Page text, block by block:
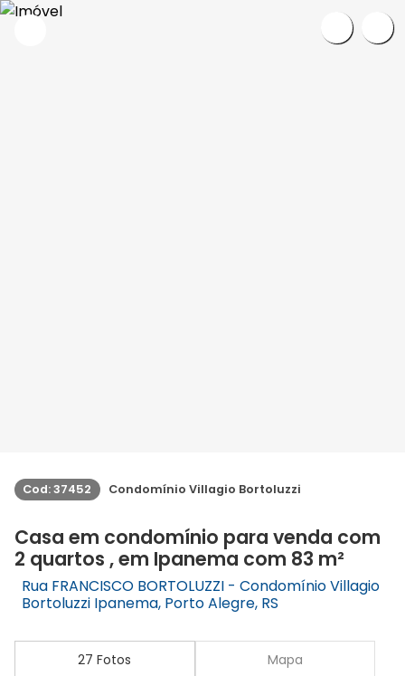
Cod: 37452 Condomínio Villagio Bortoluzzi
Casa em condomínio para venda com
2 quartos , em Ipanema com 83 m²
Rua FRANCISCO BORTOLUZZI - Condomínio Villagio
Bortoluzzi Ipanema, Porto Alegre, RS
27 Fotos Mapa